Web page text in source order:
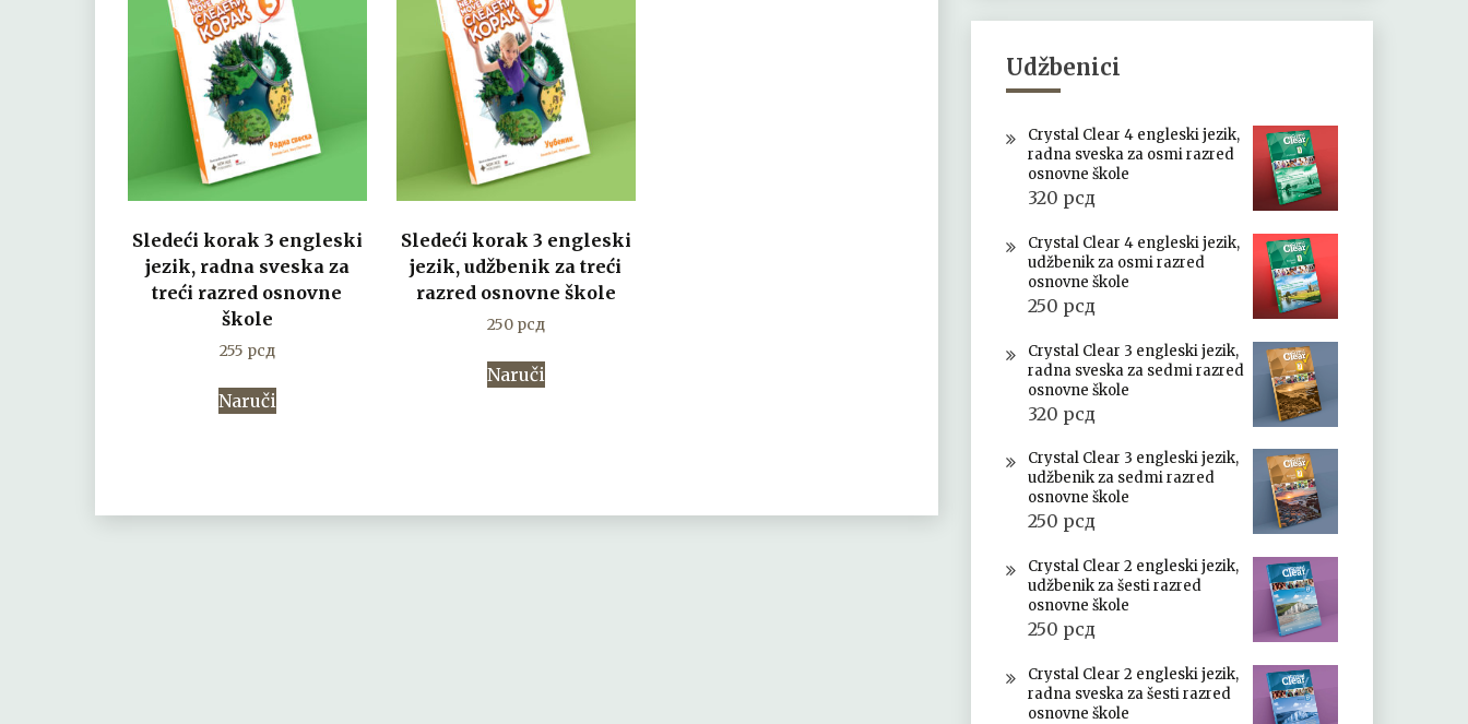
Sledeći korak 3 engleski
jezik, radna sveska za
treći razred osnovne
škole
255 рсд
Naruči
Sledeći korak 3 engleski
jezik, udžbenik za treći
razred osnovne škole
250 рсд
Naruči
Udžbenici
Crystal Clear 4 engleski jezik,
radna sveska za osmi razred
osnovne škole
320 рсд
Crystal Clear 4 engleski jezik,
udžbenik za osmi razred
osnovne škole
250 рсд
Crystal Clear 3 engleski jezik,
radna sveska za sedmi razred
osnovne škole
320 рсд
Crystal Clear 3 engleski jezik,
udžbenik za sedmi razred
osnovne škole
250 рсд
Crystal Clear 2 engleski jezik,
udžbenik za šesti razred
osnovne škole
250 рсд
Crystal Clear 2 engleski jezik,
radna sveska za šesti razred
osnovne škole